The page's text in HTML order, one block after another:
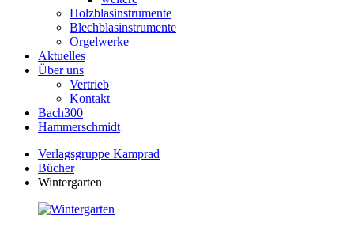
Holzblasinstrumente
Blechblasinstrumente
Orgelwerke
Aktuelles
Über uns
Vertrieb
Kontakt
Bach300
Hammerschmidt
Verlagsgruppe Kamprad
Bücher
Wintergarten